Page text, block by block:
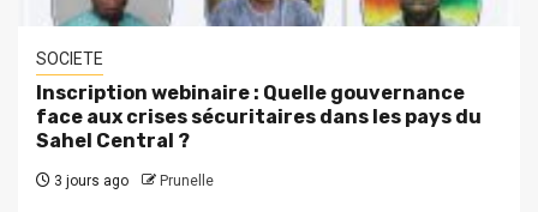
SOCIETE
Inscription webinaire : Quelle gouvernance
face aux crises sécuritaires dans les pays du
Sahel Central ?
3 jours ago Prunelle